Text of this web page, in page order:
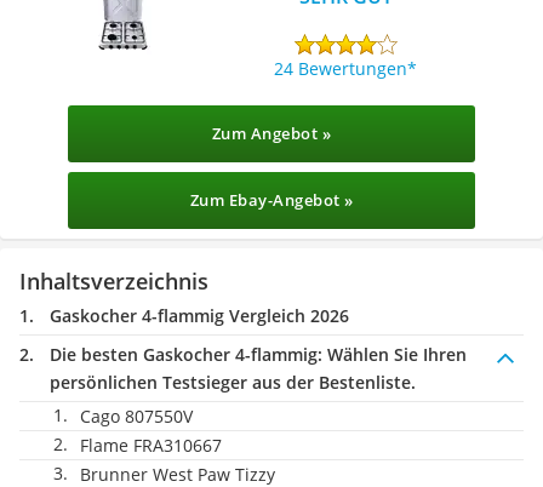
24 Bewertungen
Zum Angebot »
Zum Ebay-Angebot »
Inhaltsverzeichnis
Gaskocher 4-flammig Vergleich 2026
Die besten Gaskocher 4-flammig: Wählen Sie Ihren
persönlichen Testsieger aus der Bestenliste.
Cago 807550V
Flame FRA310667
Brunner West Paw Tizzy